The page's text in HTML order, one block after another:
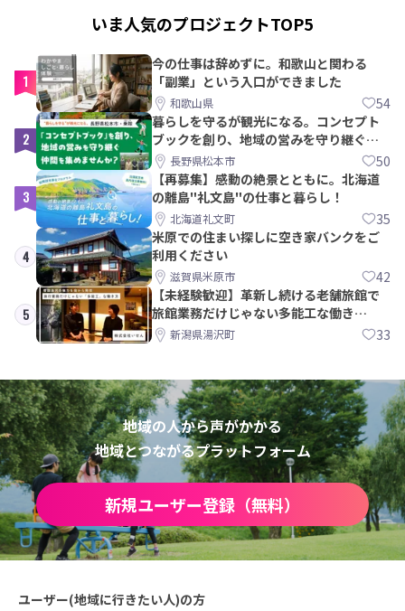
いま人気のプロジェクトTOP5
1
今の仕事は辞めずに。和歌山と関わる
「副業」という入口ができました
和歌山県 54
2
暮らしを守るが観光になる。コンセプト
ブックを創り、地域の営みを守り継ぐ仲
間を集めませんか？
長野県松本市 50
3
【再募集】感動の絶景とともに。北海道
の離島"礼文島"の仕事と暮らし！
北海道礼文町 35
4
米原での住まい探しに空き家バンクをご
利用ください
滋賀県米原市 42
5
【未経験歓迎】革新し続ける老舗旅館で
旅館業務だけじゃない多能工な働き
方。 株式会社いせん
新潟県湯沢町 33
地域の人から声がかかる
地域とつながるプラットフォーム
新規ユーザー登録（無料）
ユーザー(地域に行きたい人)の方